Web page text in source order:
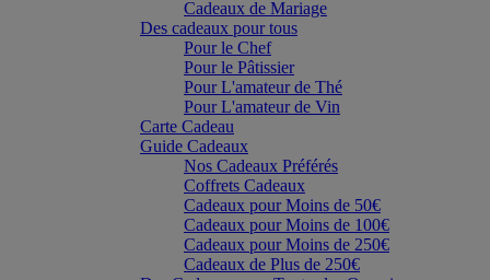
Cadeaux de Mariage
Des cadeaux pour tous
Pour le Chef
Pour le Pâtissier
Pour L'amateur de Thé
Pour L'amateur de Vin
Carte Cadeau
Guide Cadeaux
Nos Cadeaux Préférés
Coffrets Cadeaux
Cadeaux pour Moins de 50€
Cadeaux pour Moins de 100€
Cadeaux pour Moins de 250€
Cadeaux de Plus de 250€